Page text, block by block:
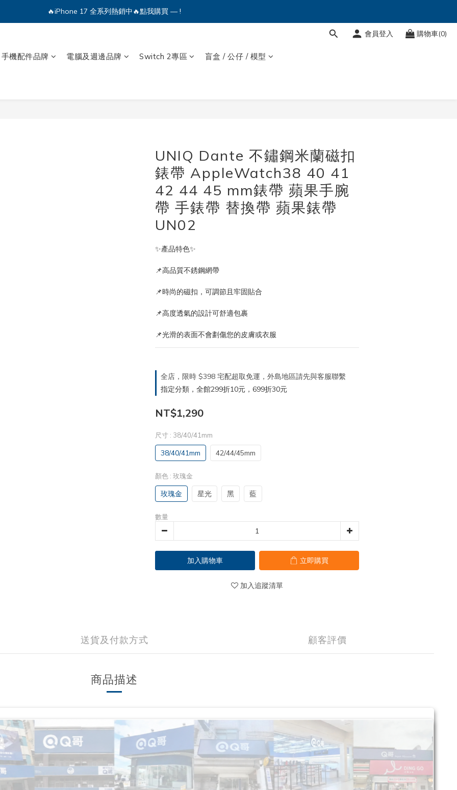
🔥iPhone 17 全系列熱銷中🔥點我購買 — !
💕加入Q哥 Line 新好友領優惠券！🎫
會員登入 購物車(0)
手機配件品牌 電腦及週邊品牌 Switch 2專區 盲盒 / 公仔 / 模型
UNIQ Dante 不鏽鋼米蘭磁扣
錶帶 AppleWatch38 40 41
42 44 45 mm錶帶 蘋果手腕
帶 手錶帶 替換帶 蘋果錶帶
UN02
✨產品特色✨
📌高品質不銹鋼網帶
📌時尚的磁扣，可調節且牢固貼合
📌高度透氣的設計可舒適包裹
📌光滑的表面不會劃傷您的皮膚或衣服
全店，限時 $398 宅配超取免運，外島地區請先與客服聯繫
指定分類，全館299折10元，699折30元
NT$1,290
尺寸 : 38/40/41mm
38/40/41mm 42/44/45mm
顏色 : 玫瑰金
玫瑰金 星光 黑 藍
數量
加入購物車 立即購買
加入追蹤清單
送貨及付款方式 顧客評價
商品描述